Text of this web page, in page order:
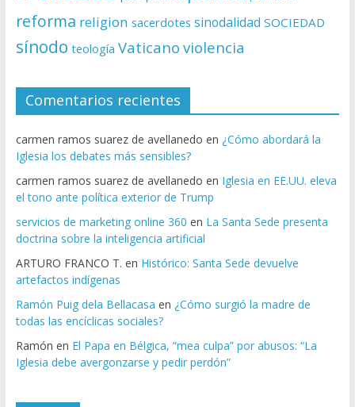
reforma religion sacerdotes sinodalidad SOCIEDAD
sínodo teología Vaticano violencia
Comentarios recientes
carmen ramos suarez de avellanedo en ¿Cómo abordará la
Iglesia los debates más sensibles?
carmen ramos suarez de avellanedo en Iglesia en EE.UU. eleva
el tono ante política exterior de Trump
servicios de marketing online 360 en La Santa Sede presenta
doctrina sobre la inteligencia artificial
ARTURO FRANCO T. en Histórico: Santa Sede devuelve
artefactos indígenas
Ramón Puig dela Bellacasa en ¿Cómo surgió la madre de
todas las encíclicas sociales?
Ramón en El Papa en Bélgica, “mea culpa” por abusos: “La
Iglesia debe avergonzarse y pedir perdón”